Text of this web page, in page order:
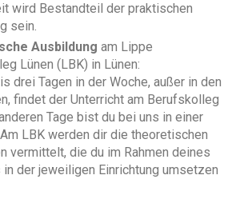
wird Bestandteil der praktischen
sein.
Ausbildung am Lippe
Lünen (LBK) in Lünen:
drei Tagen in der Woche, außer in den
findet der Unterricht am Berufskolleg
Tage bist du bei uns in einer
LBK werden dir die theoretischen
vermittelt, die du im Rahmen deines
in der jeweiligen Einrichtung umsetzen